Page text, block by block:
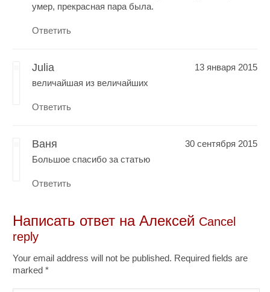
умер, прекрасная пара была.
Ответить
Julia
13 января 2015
величайшая из величайших
Ответить
Ваня
30 сентября 2015
Большое спасибо за статью
Ответить
Написать ответ наАлексей Cancel
reply
Your email address will not be published. Required fields are
marked*